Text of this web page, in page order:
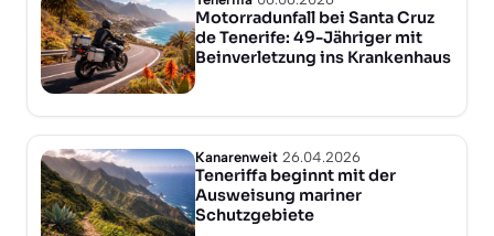
Motorradunfall bei Santa Cruz
de Tenerife: 49-Jähriger mit
Beinverletzung ins Krankenhaus
Kanarenweit 26.04.2026
Teneriffa beginnt mit der
Ausweisung mariner
Schutzgebiete